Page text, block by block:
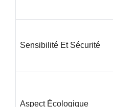
Sensibilité Et Sécurité
Aspect Écologique